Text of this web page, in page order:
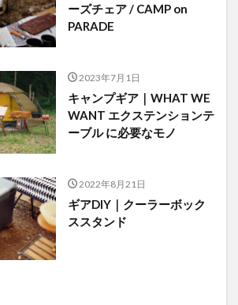
ーズチェア / CAMP on
PARADE
2023年7月1日
キャンプギア｜WHAT WE
WANT エクステンションテ
ーブル に必要なモノ
2022年8月21日
ギアDIY｜クーラーボック
ススタンド